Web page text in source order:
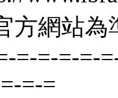
方網站為
=-=-=-=-
=-=